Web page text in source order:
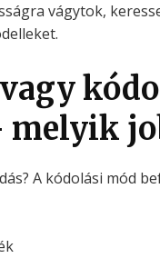
vágytok,
melyik
A kódolási mód